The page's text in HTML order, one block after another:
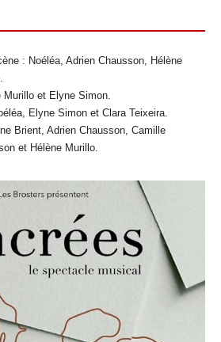
: Noéléa, Adrien Chausson, Hélène
Murillo et Elyne Simon.
Elyne Simon et Clara Teixeira.
Brient, Adrien Chausson, Camille
et Hélène Murillo.